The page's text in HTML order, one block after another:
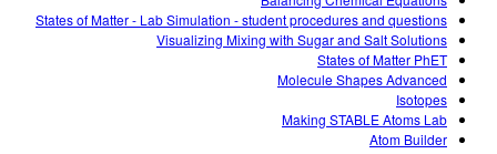
States of Matter - Lab Simulation - student procedures and questions
Visualizing Mixing with Sugar and Salt Solutions
States of Matter PhET
Molecule Shapes Advanced
Isotopes
Making STABLE Atoms Lab
Atom Builder